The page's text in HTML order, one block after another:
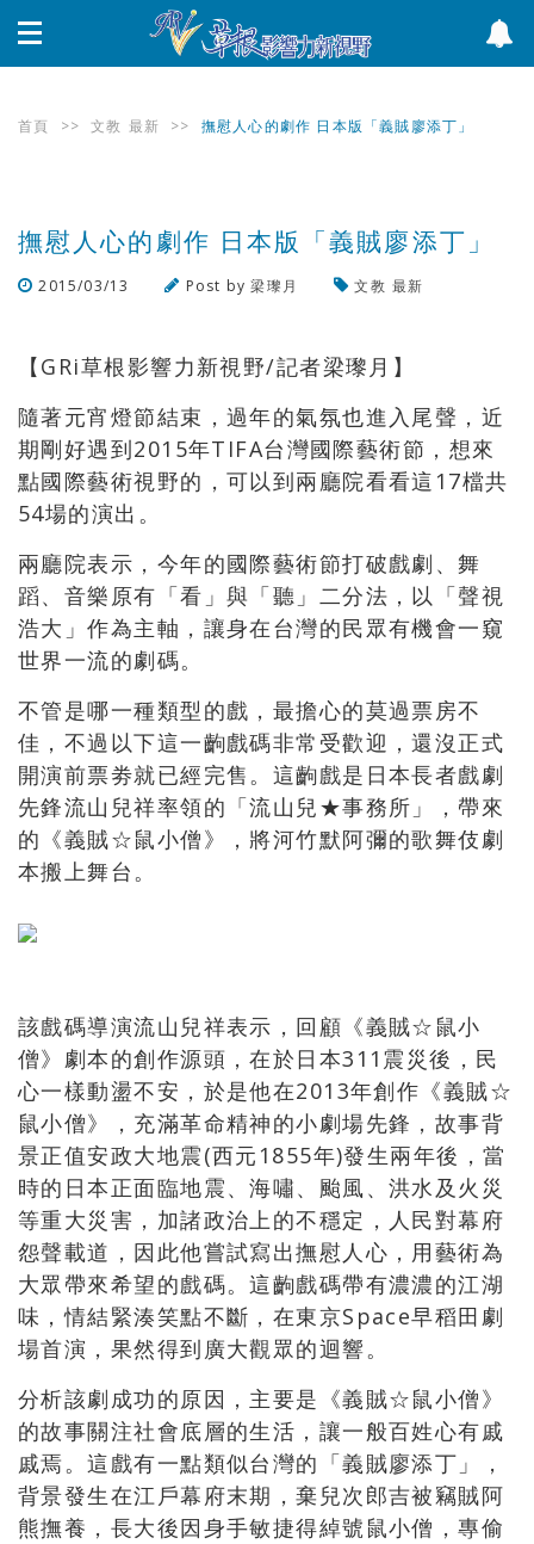
首頁 >> 文教 最新 >> 撫慰人心的劇作 日本版「義賊廖添丁」
撫慰人心的劇作 日本版「義賊廖添丁」
2015/03/13 Post by梁瓈月 文教 最新
【GRi草根影響力新視野/記者梁瓈月】
隨著元宵燈節結束，過年的氣氛也進入尾聲，近
期剛好遇到2015年TIFA台灣國際藝術節，想來
點國際藝術視野的，可以到兩廳院看看這17檔共
54場的演出。
兩廳院表示，今年的國際藝術節打破戲劇、舞
蹈、音樂原有「看」與「聽」二分法，以「聲視
浩大」作為主軸，讓身在台灣的民眾有機會一窺
世界一流的劇碼。
不管是哪一種類型的戲，最擔心的莫過票房不
佳，不過以下這一齣戲碼非常受歡迎，還沒正式
開演前票劵就已經完售。這齣戲是日本長者戲劇
先鋒流山兒祥率領的「流山兒★事務所」，帶來
的《義賊☆鼠小僧》，將河竹默阿彌的歌舞伎劇
本搬上舞台。
該戲碼導演流山兒祥表示，回顧《義賊☆鼠小
僧》劇本的創作源頭，在於日本311震災後，民
心一樣動盪不安，於是他在2013年創作《義賊☆
鼠小僧》，充滿革命精神的小劇場先鋒，故事背
景正值安政大地震(西元1855年)發生兩年後，當
時的日本正面臨地震、海嘯、颱風、洪水及火災
等重大災害，加諸政治上的不穩定，人民對幕府
怨聲載道，因此他嘗試寫出撫慰人心，用藝術為
大眾帶來希望的戲碼。這齣戲碼帶有濃濃的江湖
味，情結緊湊笑點不斷，在東京Space早稻田劇
場首演，果然得到廣大觀眾的迴響。
分析該劇成功的原因，主要是《義賊☆鼠小僧》
的故事關注社會底層的生活，讓一般百姓心有戚
戚焉。這戲有一點類似台灣的「義賊廖添丁」，
背景發生在江戶幕府末期，棄兒次郎吉被竊賊阿
熊撫養，長大後因身手敏捷得綽號鼠小僧，專偷